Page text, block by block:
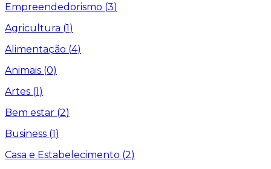
Empreendedorismo (3)
Agricultura (1)
Alimentação (4)
Animais (0)
Artes (1)
Bem estar (2)
Business (1)
Casa e Estabelecimento (2)